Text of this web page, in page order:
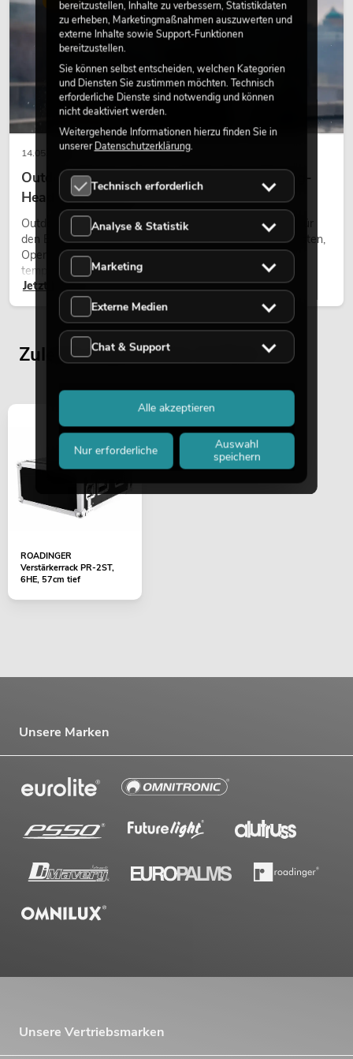
14.05.2026
Outdoor Moving-Heads: Wetterfeste Moving-
Heads bei Events
Outdoor Moving-Heads sind bewegliche Scheinwerfer für
den Einsatz im Freien. Sie werden bei Festivals, Stadtfesten,
Open-Air-Konzerten, Architekturinszenierungen und
temporären Außeninstallationen eingesetzt.
Jetzt lesen
Zuletzt angesehene Artikel
ROADINGER
Verstärkerrack PR-2ST,
6HE, 57cm tief
Unsere Marken
Unsere Vertriebsmarken
bereitzustellen, Inhalte zu verbessern, Statistikdaten
zu erheben, Marketingmaßnahmen auszuwerten und
externe Inhalte sowie Support-Funktionen
bereitzustellen.
Sie können selbst entscheiden, welchen Kategorien
und Diensten Sie zustimmen möchten. Technisch
erforderliche Dienste sind notwendig und können
nicht deaktiviert werden.
Weitergehende Informationen hierzu finden Sie in
unsererDatenschutzerklärung.
Technisch erforderlich
Analyse & Statistik
Marketing
Externe Medien
Chat & Support
Nur erforderliche
Auswahl
speichern
Alle akzeptieren